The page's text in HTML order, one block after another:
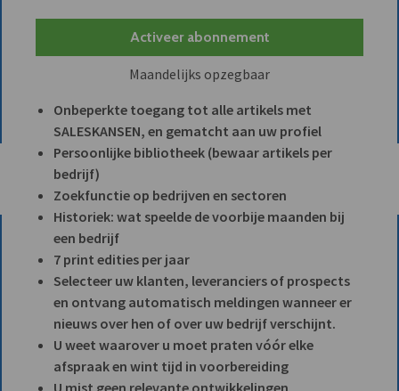
Activeer abonnement
Maandelijks opzegbaar
Onbeperkte toegang tot alle artikels met
SALESKANSEN, en gematcht aan uw profiel
Persoonlijke bibliotheek (bewaar artikels per
bedrijf)
Zoekfunctie op bedrijven en sectoren
Historiek: wat speelde de voorbije maanden bij
een bedrijf
7 print edities per jaar
Selecteer uw klanten, leveranciers of prospects
en ontvang automatisch meldingen wanneer er
nieuws over hen of over uw bedrijf verschijnt.
U weet waarover u moet praten vóór elke
afspraak en wint tijd in voorbereiding
U mist geen relevante ontwikkelingen